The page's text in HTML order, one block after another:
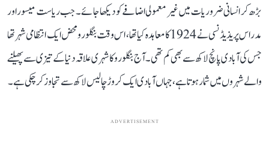
بڑھ کر انسانی ضروریات میں غیر معمولی اضافے کو دیکھا جائے۔ جب ریاست میسور اور
مدراس پریذیڈنسی نے 1924 کا معاہدہ کیا تھا، اس وقت بنگلورو محض ایک انتظامی شہر تھا
جس کی آبادی پانچ لاکھ سے بھی کم تھی۔ آج بنگلورو کا شہری علاقہ دنیا کے تیزی سے پھیلنے
والے شہروں میں شمار ہوتا ہے، جہاں آبادی ایک کروڑ چالیس لاکھ سے تجاوز کر چکی ہے۔
ADVERTISEMENT